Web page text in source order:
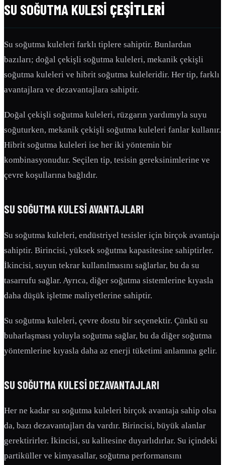
SU SOĞUTMA KULESI ÇEŞITLERI
Su soğutma kuleleri farklı tiplere sahiptir. Bunlardan
bazıları; doğal çekişli soğutma kuleleri, mekanik çekişli
soğutma kuleleri ve hibrit soğutma kuleleridir. Her tip, farklı
avantajlara ve dezavantajlara sahiptir.
Doğal çekişli soğutma kuleleri, rüzgarın yardımıyla suyu
soğuturken, mekanik çekişli soğutma kuleleri fanlar kullanır.
Hibrit soğutma kuleleri ise her iki yöntemin bir
kombinasyonudur. Seçilen tip, tesisin gereksinimlerine ve
çevre koşullarına bağlıdır.
SU SOĞUTMA KULESIAVANTAJLARI
Su soğutma kuleleri, endüstriyel tesisler için birçok avantaja
sahiptir. Birincisi, yüksek soğutma kapasitesine sahiptirler.
İkincisi, suyun tekrar kullanılmasını sağlarlar, bu da su
tasarrufu sağlar. Ayrıca, diğer soğutma sistemlerine kıyasla
daha düşük işletme maliyetlerine sahiptir.
Su soğutma kuleleri, çevre dostu bir seçenektir. Çünkü su
buharlaşması yoluyla soğutma sağlar, bu da diğer soğutma
yöntemlerine kıyasla daha az enerji tüketimi anlamına gelir.
SU SOĞUTMA KULESIDEZAVANTAJLARI
Her ne kadar su soğutma kuleleri birçok avantaja sahip olsa
da, bazı dezavantajları da vardır. Birincisi, büyük alanlar
gerektirirler. İkincisi, su kalitesine duyarlıdırlar. Su içindeki
partiküller ve kimyasallar, soğutma performansını